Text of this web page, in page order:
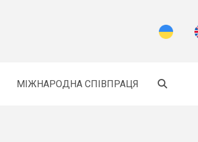
МІЖНАРОДНА СПІВПРАЦЯ